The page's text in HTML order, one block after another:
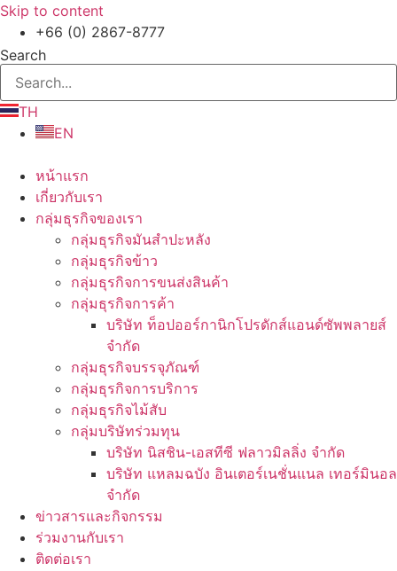
Skip to content
+66 (0) 2867-8777
Search
TH
EN
หน้าแรก
เกี่ยวกับเรา
กลุ่มธุรกิจของเรา
กลุ่มธุรกิจมันสำปะหลัง
กลุ่มธุรกิจข้าว
กลุ่มธุรกิจการขนส่งสินค้า
กลุ่มธุรกิจการค้า
บริษัท ท็อปออร์กานิกโปรดักส์แอนด์ซัพพลายส์
จำกัด
กลุ่มธุรกิจบรรจุภัณฑ์
กลุ่มธุรกิจการบริการ
กลุ่มธุรกิจไม้สับ
กลุ่มบริษัทร่วมทุน
บริษัท นิสชิน-เอสทีซี ฟลาวมิลลิ่ง จำกัด
บริษัท แหลมฉบัง อินเตอร์เนชั่นแนล เทอร์มินอล
จำกัด
ข่าวสารและกิจกรรม
ร่วมงานกับเรา
ติดต่อเรา